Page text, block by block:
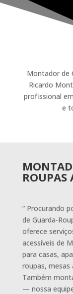
Montador de
Ricardo
profissional
e
ROUPAS
” Procurando
de Guarda-
oferece
acessíveis de
para casas,
roupas, mesas
Também
— nossa